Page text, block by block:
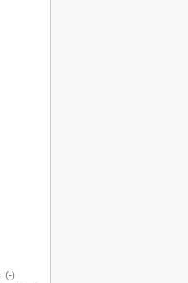
(-)